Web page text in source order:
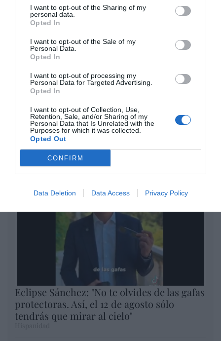
I want to opt-out of the Sharing of my
personal data.
Opted In
I want to opt-out of the Sale of my
Personal Data.
Opted In
I want to opt-out of processing my
Personal Data for Targeted Advertising.
Opted In
I want to opt-out of Collection, Use,
Retention, Sale, and/or Sharing of my
Personal Data that Is Unrelated with the
Purposes for which it was collected.
Opted Out
CONFIRM
Data Deletion Data Access Privacy Policy
son las patentes
Eulogio López
Isabel Pantoja pierde dos pleitos
con Hacienda por 700.000
Eulogio López
El IBEX 35 cerró la sesión del
miércoles en los 20.057 puntos,
un nuevo récord
Eulogio López
Argumentos
Eclipse Sánchez: "No te olvides de las gafas
protectoras. Así, el 12 de agosto sólo
tendrás que mirar al cielo"